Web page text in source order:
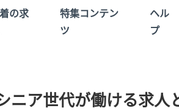
の求
特集コンテン
ツ
ヘル
プ
ニア世代が働ける求人